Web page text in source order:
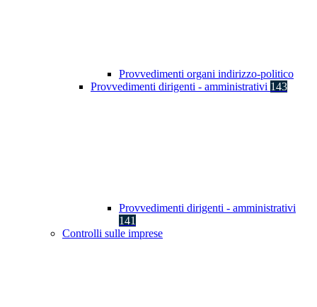
Provvedimenti organi indirizzo-politico
Provvedimenti dirigenti - amministrativi 143
Provvedimenti dirigenti - amministrativi
141
Controlli sulle imprese